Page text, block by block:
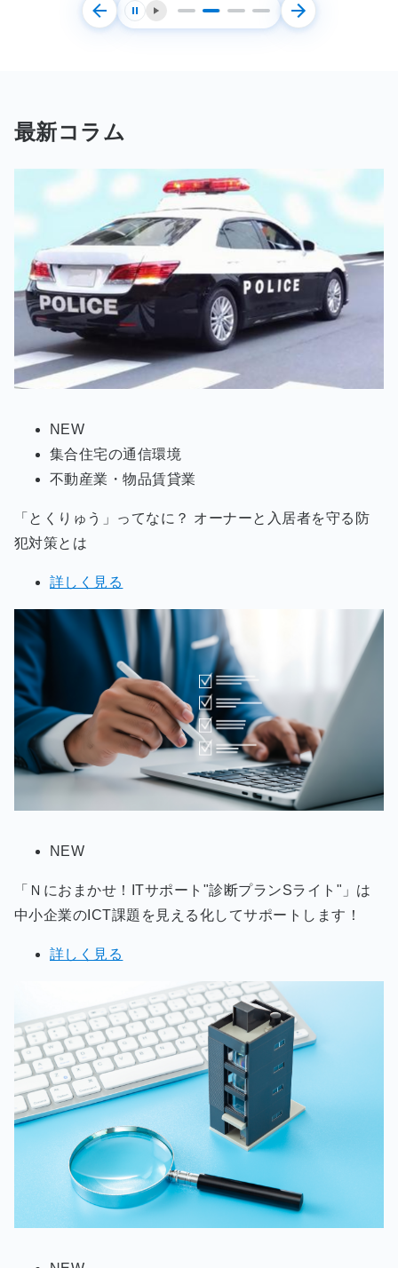
停止する再生する
最新コラム
NEW
集合住宅の通信環境
不動産業・物品賃貸業
「とくりゅう」ってなに？ オーナーと入居者を守る防
犯対策とは
詳しく見る
NEW
「Ｎにおまかせ！ITサポート"診断プランSライト"」は
中小企業のICT課題を見える化してサポートします！
詳しく見る